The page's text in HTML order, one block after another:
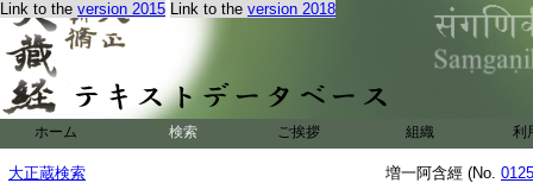
Link to the version 2015 Link to the version 2018
ホーム 検索 ご挨拶 組織 利
大正蔵検索 増一阿含經 (No.
妙＊之衣色曜人目
尊告一比丘。汝速
呼卿。對曰。如是
來至世尊所。到已
時世尊告難陀曰。
衣。又 9 則著履